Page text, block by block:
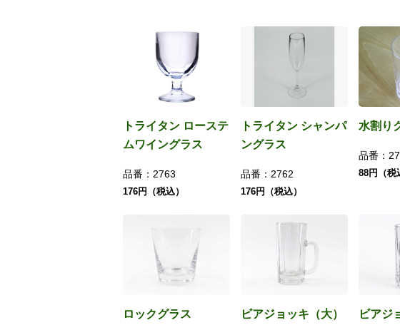
トライタン ローステ
ムワイングラス
品番： 2763
176円（税込）
トライタン シャンパ
ングラス
品番： 2762
176円（税込）
水割り
品番：
88円（税
ロックグラス ビアジョッキ（大） ビアジ